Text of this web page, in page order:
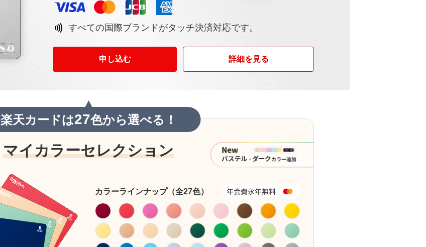
すべての国際ブランドがタッチ決済対応です。
申し込む 詳細を見る
楽天カードは27色から選べる！
マイカラーセレクション
カラーラインナップ（全27色）